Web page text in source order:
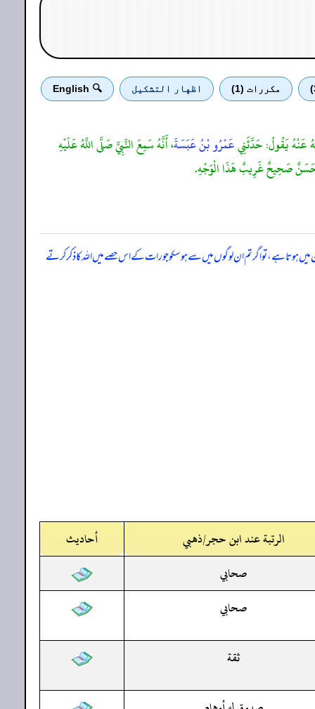
مكررات (1) اظهار التشكيل 🔍 English
عَنْهُ يَقُولُ: حَدَّثَنِيعَمْرُو بْنُ عَبَسَةَ، أَنَّهُ سَمِعَ النَّبِيَّ صَلَّى اللَّهُ عَلَيْهِ
حَسَنٌ صَحِيحٌ غَرِيبٌ هَذَا الْوَجْهِ.
تو اگر تم ان لوگوں میں سے ہو سکو جو رات کے اس حصے میں اللہ کا ذکر کرتے
الرتبة عند ابن حجر/ذهبي
أحاديث
صحابي
صحابي
ثقة